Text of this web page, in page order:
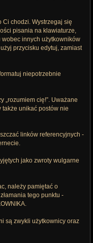
Ci chodzi. Wystrzegaj się
pisania na klawiaturze,
innych użytkowników
przycisku edytuj, zamiast
niepotrzebnie
„rozumiem cię!”. Uważane
unikać postów nie
linków referencyjnych -
jako zwroty wulgarne
należy pamiętać o
tego punktu -
są zwykli użytkownicy oraz